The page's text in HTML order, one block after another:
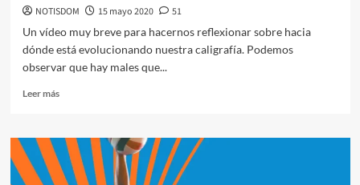
NOTISDOM 15 mayo 2020
51
Un vídeo muy breve para hacernos reflexionar sobre hacia
dónde está evolucionando nuestra caligrafía. Podemos
observar que hay males que...
Leer más